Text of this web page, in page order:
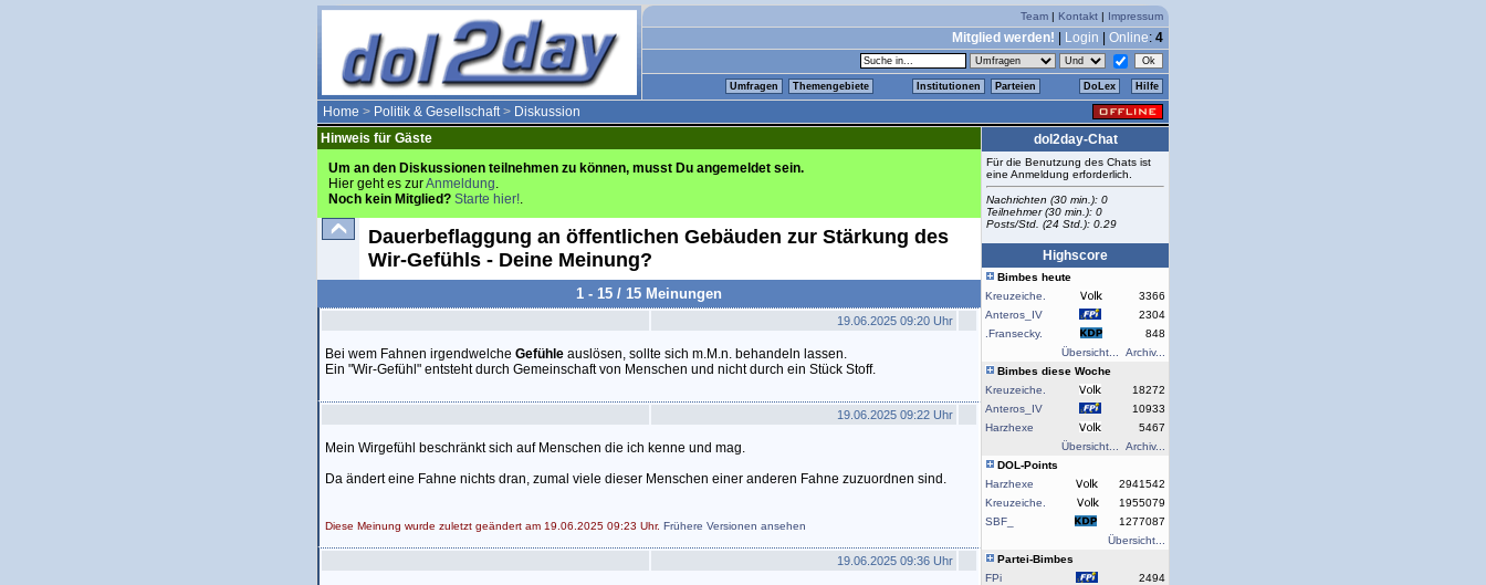
Team | Kontakt | Impressum
Mitglied werden! Login Online: 4
Umfragen Themengebiete Institutionen Parteien DoLex Hilfe
Home > Politik & Gesellschaft> Diskussion
Hinweis für Gäste
Um an den Diskussionen teilnehmen zu können, musst Du angemeldet sein.
Hier geht es zurAnmeldung.
Noch kein Mitglied? Starte hier!.
Dauerbeflaggung an öffentlichen Gebäuden zur Stärkung des
Wir-Gefühls - Deine Meinung?
1 - 15 / 15 Meinungen
19.06.2025 09:20 Uhr
Bei wem Fahnen irgendwelche Gefühle auslösen, sollte sich m.M.n. behandeln lassen.
Ein "Wir-Gefühl" entsteht durch Gemeinschaft von Menschen und nicht durch ein Stück Stoff.
19.06.2025 09:22 Uhr
Mein Wirgefühl beschränkt sich auf Menschen die ich kenne und mag.
Da ändert eine Fahne nichts dran, zumal viele dieser Menschen einer anderen Fahne zuzuordnen sind.
Diese Meinung wurde zuletzt geändert am 19.06.2025 09:23 Uhr. Frühere Versionen ansehen
19.06.2025 09:36 Uhr
dol2day-Chat
Für die Benutzung des Chats ist
eine Anmeldung erforderlich.
Nachrichten (30 min.): 0
Teilnehmer (30 min.): 0
Posts/Std. (24 Std.): 0.29
Highscore
Bimbes heute
Kreuzeiche.
3366
Anteros_IV
2304
.Fransecky.
848
Übersicht...
Archiv...
Bimbes diese Woche
Kreuzeiche.
18272
Anteros_IV
10933
Harzhexe
5467
Übersicht...
Archiv...
DOL-Points
Harzhexe
2941542
Kreuzeiche.
1955079
SBF_
1277087
Übersicht...
Partei-Bimbes
FPi
2494